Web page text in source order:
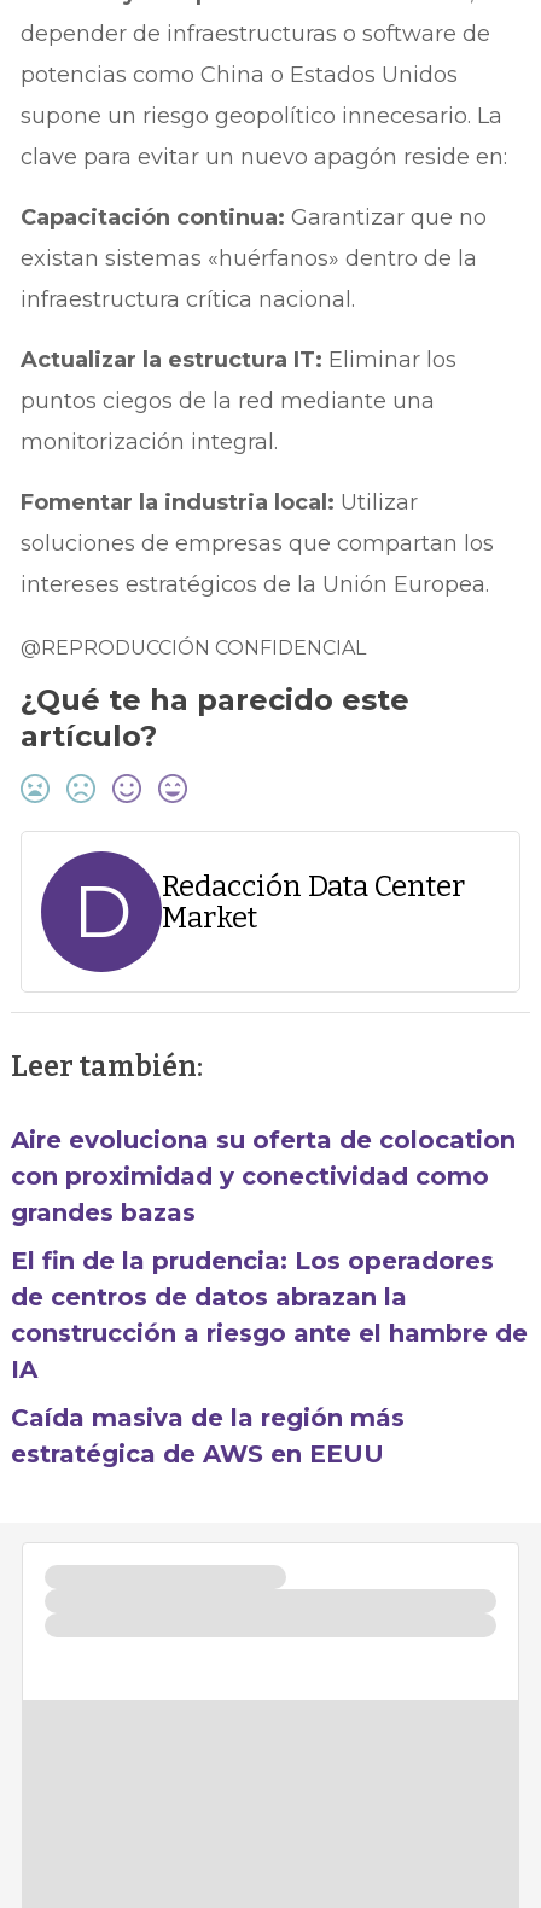
depender de infraestructuras o software de
potencias como China o Estados Unidos
supone un riesgo geopolítico innecesario. La
clave para evitar un nuevo apagón reside en:
Capacitación continua: Garantizar que no
existan sistemas «huérfanos» dentro de la
infraestructura crítica nacional.
Actualizar la estructura IT: Eliminar los
puntos ciegos de la red mediante una
monitorización integral.
Fomentar la industria local: Utilizar
soluciones de empresas que compartan los
intereses estratégicos de la Unión Europea.
@REPRODUCCIÓN CONFIDENCIAL
¿Qué te ha parecido este
artículo?
D
Redacción Data Center
Market
Leer también:
Aire evoluciona su oferta de colocation
con proximidad y conectividad como
grandes bazas
El fin de la prudencia: Los operadores
de centros de datos abrazan la
construcción a riesgo ante el hambre de
IA
Caída masiva de la región más
estratégica de AWS en EEUU